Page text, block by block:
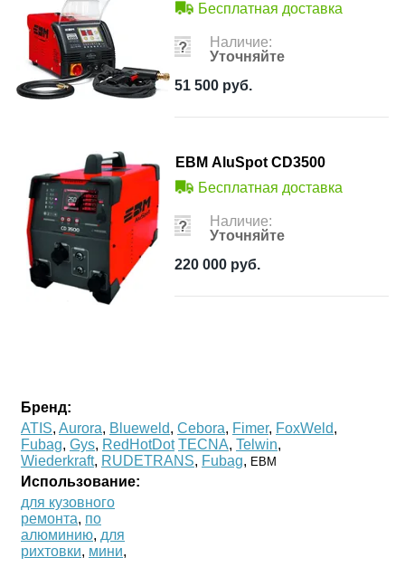
Бесплатная доставка
Наличие:
Уточняйте
51 500 руб.
ЕВМ AluSpot CD3500
Бесплатная доставка
Наличие:
Уточняйте
220 000 руб.
Бренд:
ATIS, Aurora, Blueweld, Cebora, Fimer, FoxWeld,
Fubag, Gys, RedHotDot TECNA, Telwin,
Wiederkraft, RUDETRANS, Fubag, ЕВМ
Использование:
для кузовного
ремонта, по
алюминию, для
рихтовки, мини,